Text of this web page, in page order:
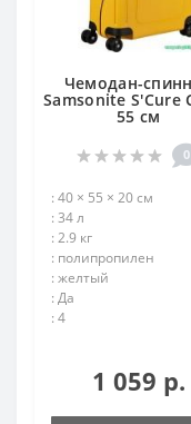
Чемодан-
Samsonite S'Cure
55 см
0
: 40 × 55 × 20 см
: 34 л
: 2.9 кг
: полипропилен
: желтый
: Да
: 4
1 059 р.